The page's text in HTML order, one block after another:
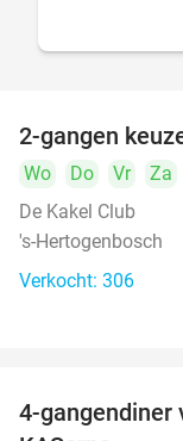
2-gangen
Wo Do Vr
Za
De Kakel Club
's-Hertogenbosch
Verkocht: 306
4-gangendiner